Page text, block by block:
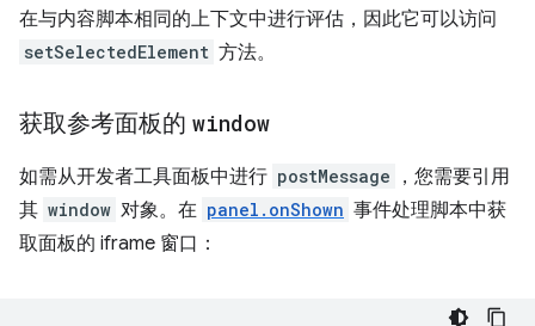
在与内容脚本相同的上下文中进行评估，因此它可以访问
setSelectedElement 方法。
获取参考面板的 window
如需从开发者工具面板中进行 postMessage
，您需要引用
其 window 对象。在 panel.onShown 事件处理脚本中获
取面板的 iframe 窗口：